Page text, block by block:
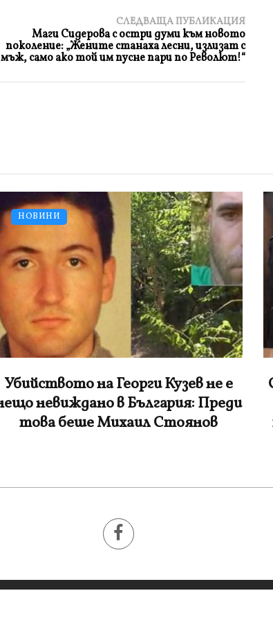
СЛЕДВАЩА ПУБЛИКАЦИЯ
Маги Сидерова с остри думи към новото
поколение: „Жените станаха лесни, излизат с
мъж, само ако той им пусне пари по Револют!“
НОВИНИ
Съдията се разплака: Младежите
са рисували и свастики върху
тялото на жертвата, после яли